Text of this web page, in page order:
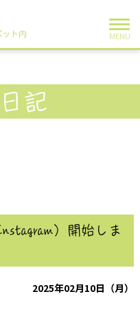
ト内 MENU
記
）開始しま
2025年02月10日（月）